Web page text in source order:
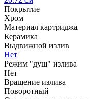
Покрытие
Хром
Материал картриджа
Керамика
Выдвижной излив
Нет
Режим "душ" излива
Нет
Вращение излива
Поворотный